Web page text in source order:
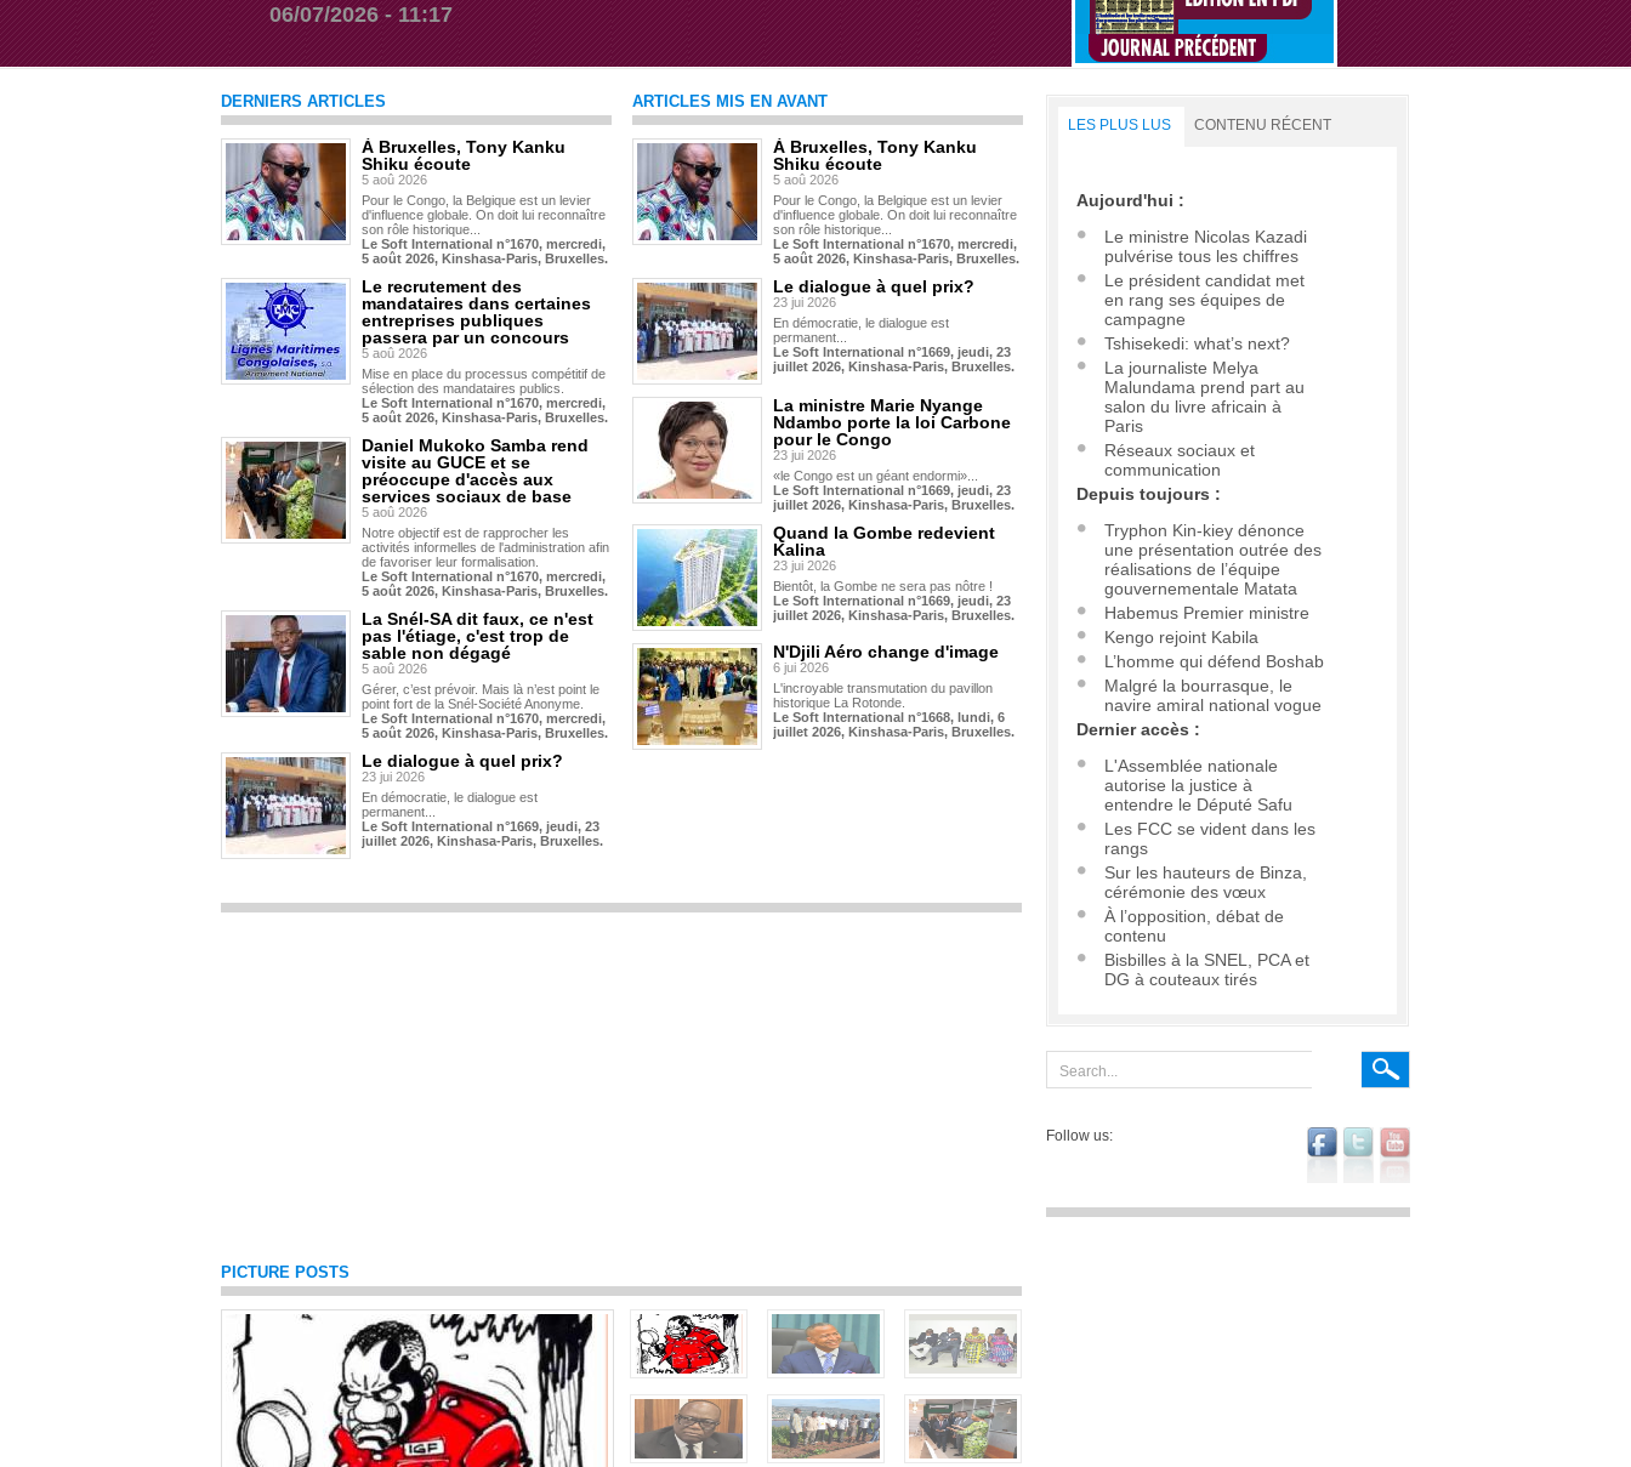
06/07/2026 - 11:17
DERNIERS ARTICLES
À Bruxelles, Tony Kanku
Shiku écoute
5 aoû 2026
Pour le Congo, la Belgique est un levier
d'influence globale. On doit lui reconnaître
son rôle historique...
Le Soft International n°1670, mercredi,
5 août 2026, Kinshasa-Paris, Bruxelles.
Le recrutement des
mandataires dans certaines
entreprises publiques
passera par un concours
5 aoû 2026
Mise en place du processus compétitif de
sélection des mandataires publics.
Le Soft International n°1670, mercredi,
5 août 2026, Kinshasa-Paris, Bruxelles.
Daniel Mukoko Samba rend
visite au GUCE et se
préoccupe d'accès aux
services sociaux de base
5 aoû 2026
Notre objectif est de rapprocher les
activités informelles de l'administration afin
de favoriser leur formalisation.
Le Soft International n°1670, mercredi,
5 août 2026, Kinshasa-Paris, Bruxelles.
La Snél-SA dit faux, ce n'est
pas l'étiage, c'est trop de
sable non dégagé
5 aoû 2026
Gérer, c’est prévoir. Mais là n’est point le
point fort de la Snél-Société Anonyme.
Le Soft International n°1670, mercredi,
5 août 2026, Kinshasa-Paris, Bruxelles.
Le dialogue à quel prix?
23 jui 2026
En démocratie, le dialogue est
permanent...
Le Soft International n°1669, jeudi, 23
juillet 2026, Kinshasa-Paris, Bruxelles.
ARTICLES MIS EN AVANT
À Bruxelles, Tony Kanku
Shiku écoute
5 aoû 2026
Pour le Congo, la Belgique est un levier
d'influence globale. On doit lui reconnaître
son rôle historique...
Le Soft International n°1670, mercredi,
5 août 2026, Kinshasa-Paris, Bruxelles.
Le dialogue à quel prix?
23 jui 2026
En démocratie, le dialogue est
permanent...
Le Soft International n°1669, jeudi, 23
juillet 2026, Kinshasa-Paris, Bruxelles.
La ministre Marie Nyange
Ndambo porte la loi Carbone
pour le Congo
23 jui 2026
«le Congo est un géant endormi»...
Le Soft International n°1669, jeudi, 23
juillet 2026, Kinshasa-Paris, Bruxelles.
Quand la Gombe redevient
Kalina
23 jui 2026
Bientôt, la Gombe ne sera pas nôtre !
Le Soft International n°1669, jeudi, 23
juillet 2026, Kinshasa-Paris, Bruxelles.
N'Djili Aéro change d'image
6 jui 2026
L'incroyable transmutation du pavillon
historique La Rotonde.
Le Soft International n°1668, lundi, 6
juillet 2026, Kinshasa-Paris, Bruxelles.
PICTURE POSTS
LES PLUS LUS CONTENU RÉCENT
Aujourd'hui :
Le ministre Nicolas Kazadi
pulvérise tous les chiffres
Le président candidat met
en rang ses équipes de
campagne
Tshisekedi: what’s next?
La journaliste Melya
Malundama prend part au
salon du livre africain à
Paris
Réseaux sociaux et
communication
Depuis toujours :
Tryphon Kin-kiey dénonce
une présentation outrée des
réalisations de l’équipe
gouvernementale Matata
Habemus Premier ministre
Kengo rejoint Kabila
L’homme qui défend Boshab
Malgré la bourrasque, le
navire amiral national vogue
Dernier accès :
L'Assemblée nationale
autorise la justice à
entendre le Député Safu
Les FCC se vident dans les
rangs
Sur les hauteurs de Binza,
cérémonie des vœux
À l’opposition, débat de
contenu
Bisbilles à la SNEL, PCA et
DG à couteaux tirés
Follow us: